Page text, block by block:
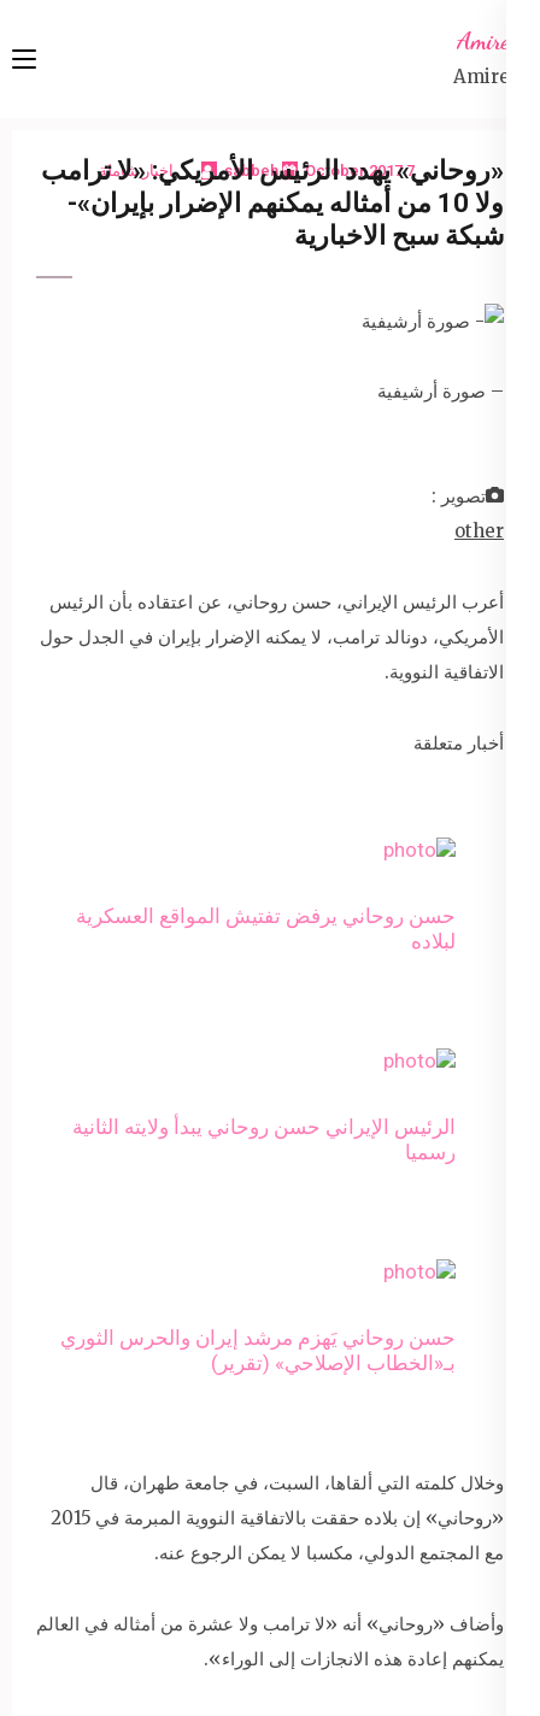
content
Amireta
Amireta
7 October 2017
sabbeh اخبار شاملة
«روحاني» يهدد الرئيس الأمريكي: «لا ترامب
ولا 10 من أمثاله يمكنهم الإضرار بإيران»-
شبكة سبح الاخبارية
– صورة أرشيفية
تصوير :
other
أعرب الرئيس الإيراني، حسن روحاني، عن اعتقاده بأن الرئيس
الأمريكي، دونالد ترامب، لا يمكنه الإضرار بإيران في الجدل حول
الاتفاقية النووية.
أخبار متعلقة
حسن روحاني يرفض تفتيش المواقع العسكرية
لبلاده
الرئيس الإيراني حسن روحاني يبدأ ولايته الثانية
رسميا
حسن روحاني يَهزم مرشد إيران والحرس الثوري
بـ«الخطاب الإصلاحي» (تقرير)
وخلال كلمته التي ألقاها، السبت، في جامعة طهران، قال
«روحاني» إن بلاده حققت بالاتفاقية النووية المبرمة في 2015
مع المجتمع الدولي، مكسبا لا يمكن الرجوع عنه.
وأضاف «روحاني» أنه «لا ترامب ولا عشرة من أمثاله في العالم
يمكنهم إعادة هذه الانجازات إلى الوراء».